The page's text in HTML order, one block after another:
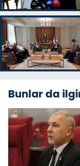
Bunlar da